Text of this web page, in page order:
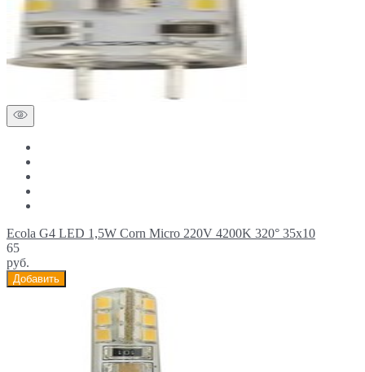
Ecola G4 LED 1,5W Corn Micro 220V 4200K 320° 35x10
65
руб.
Добавить